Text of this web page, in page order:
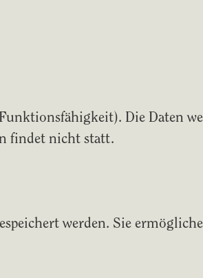
Die Daten
findet nicht statt.
werden. Sie